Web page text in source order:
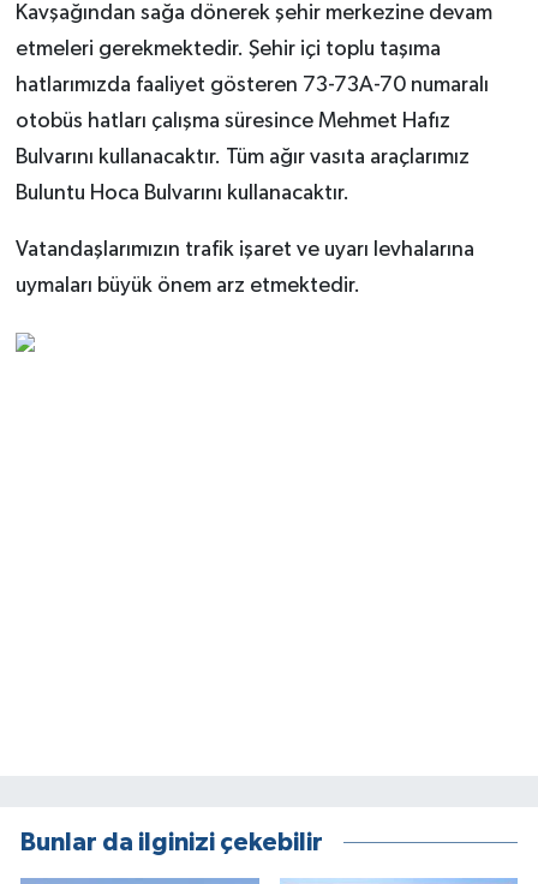
Kavşağından sağa dönerek şehir merkezine devam
etmeleri gerekmektedir. Şehir içi toplu taşıma
hatlarımızda faaliyet gösteren 73-73A-70 numaralı
otobüs hatları çalışma süresince Mehmet Hafız
Bulvarını kullanacaktır. Tüm ağır vasıta araçlarımız
Buluntu Hoca Bulvarını kullanacaktır.
Vatandaşlarımızın trafik işaret ve uyarı levhalarına
uymaları büyük önem arz etmektedir.
Bunlar da ilginizi çekebilir